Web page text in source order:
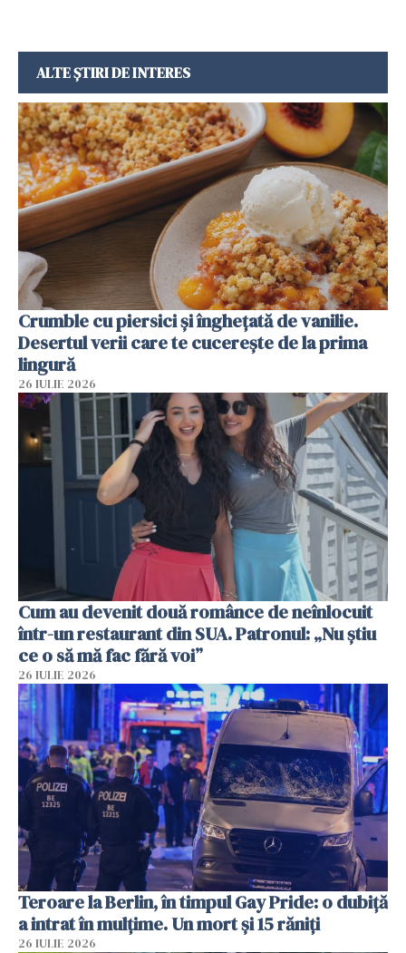
ALTE ȘTIRI DE INTERES
Crumble cu piersici și înghețată de vanilie.
Desertul verii care te cucerește de la prima
lingură
26 IULIE 2026
Cum au devenit două românce de neînlocuit
într-un restaurant din SUA. Patronul: „Nu știu
ce o să mă fac fără voi”
26 IULIE 2026
Teroare la Berlin, în timpul Gay Pride: o dubiță
a intrat în mulțime. Un mort și 15 răniți
26 IULIE 2026